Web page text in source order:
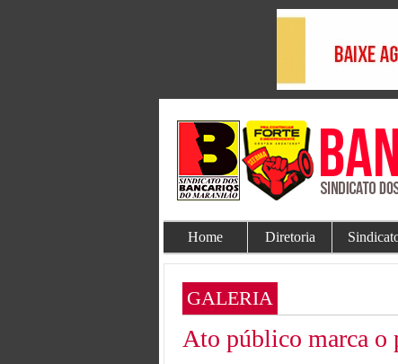
Home Diretoria
GALERIA
Ato público marca o